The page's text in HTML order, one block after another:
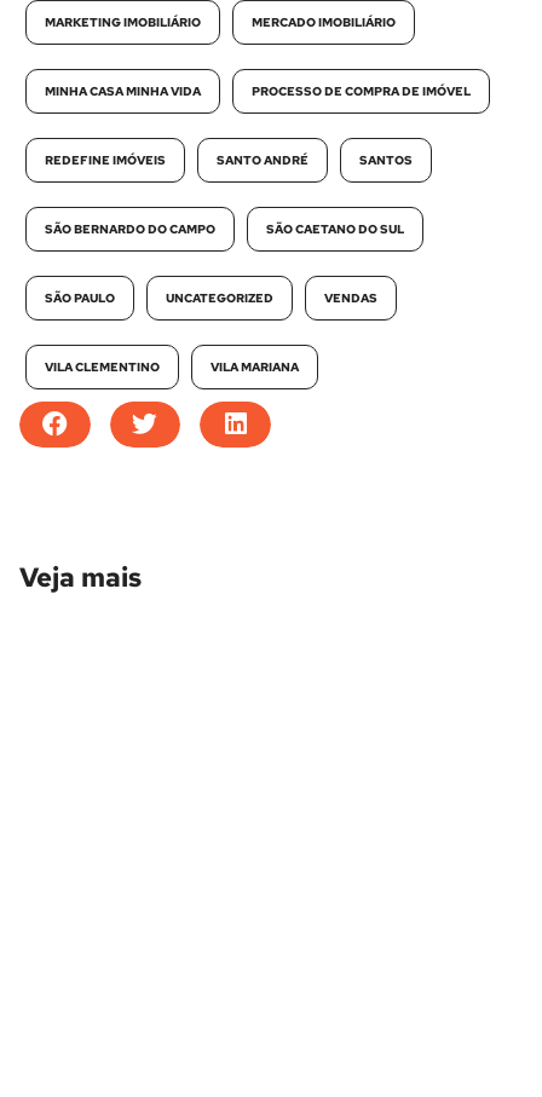
MARKETING IMOBILIÁRIO MERCADO IMOBILIÁRIO
MINHA CASA MINHA VIDA PROCESSO DE COMPRA DE IMÓVEL
REDEFINE IMÓVEIS SANTO ANDRÉ SANTOS
SÃO BERNARDO DO CAMPO SÃO CAETANO DO SUL
SÃO PAULO UNCATEGORIZED VENDAS
VILA CLEMENTINO VILA MARIANA
Veja mais